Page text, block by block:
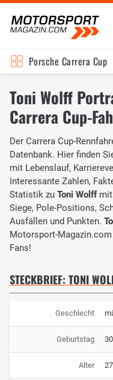
Porsche Carrera Cup
Toni Wolff
Carrera Cup-
Der Carrera Cup-
Datenbank. Hier finden
mit Lebenslauf,
Interessante Zahlen,
Statistik zu Toni Wolffmit
Siege, Pole-Positions,
Ausfällen und Punkten.
Motorsport-
Fans!
STECKBRIEF: TONI
Geschlecht
Geburtstag
Alter